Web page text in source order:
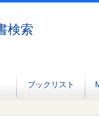
検索
ブックリスト